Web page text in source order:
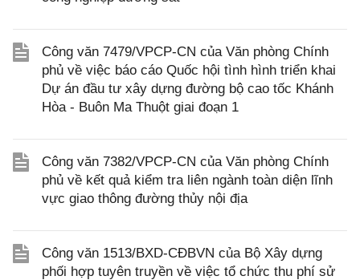
Công văn 7479/VPCP-CN của Văn phòng Chính
phủ về việc báo cáo Quốc hội tình hình triển khai
Dự án đầu tư xây dựng đường bộ cao tốc Khánh
Hòa - Buôn Ma Thuột giai đoạn 1
Công văn 7382/VPCP-CN của Văn phòng Chính
phủ về kết quả kiểm tra liên ngành toàn diện lĩnh
vực giao thông đường thủy nội địa
Công văn 1513/BXD-CĐBVN của Bộ Xây dựng
phối hợp tuyên truyền về việc tổ chức thu phí sử